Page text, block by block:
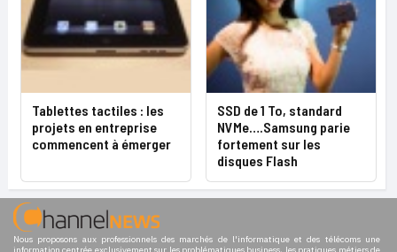
Tablettes tactiles : les
projets en entreprise
commencent à émerger
SSD de 1 To, standard
NVMe….Samsung parie
fortement sur les
disques Flash
Nous proposons aux professionnels des marchés de l'informatique et des télécoms une